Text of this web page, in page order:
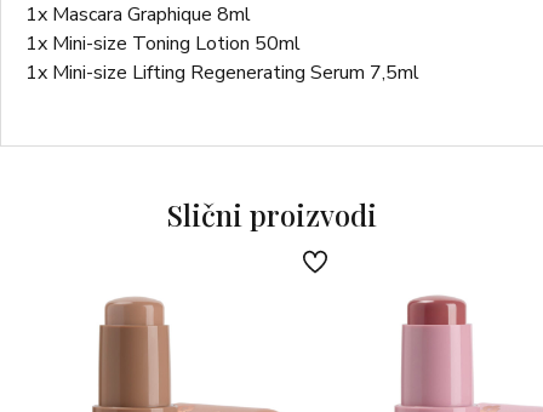
1x Mascara Graphique 8ml
1x Mini-size Toning Lotion 50ml
1x Mini-size Lifting Regenerating Serum 7,5ml
Slični proizvodi